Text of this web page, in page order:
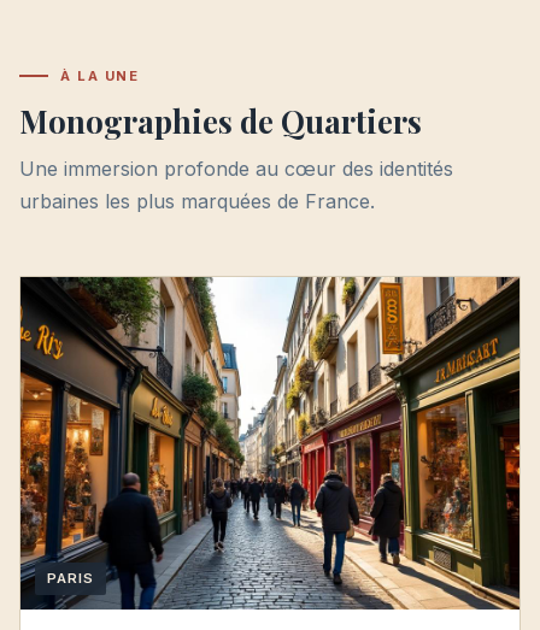
À LA UNE
Monographies de Quartiers
Une immersion profonde au cœur des identités
urbaines les plus marquées de France.
PARIS